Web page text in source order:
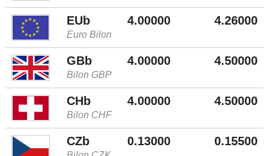
EUb 4.00000 4.26000
Euro Bilon
GBb 4.00000 4.50000
Bilon GBP
CHb 4.00000 4.50000
Bilon CHF
CZb 0.13000 0.15500